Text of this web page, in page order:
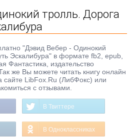
тролль. Дорога
"Дэвид Вебер - Одинокий
Эскалибура" в формате fb2, epub,
Фантастика, издательство
же Вы можете читать книгу онлайн
сайте LibFox.Ru (ЛибФокс) или
с отзывами.
В Твиттере
В Одноклассниках